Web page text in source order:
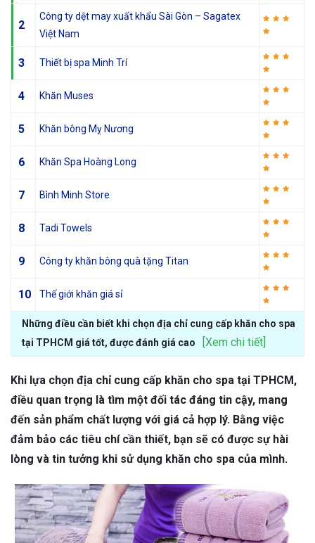
2
Công ty dệt may xuất khẩu Sài Gòn – Sagatex
Việt Nam
3 Thiết bị spa Minh Trí
4 Khăn Muses
5 Khăn bông Mỵ Nương
6 Khăn Spa Hoàng Long
7 Bình Minh Store
8 Tadi Towels
9 Công ty khăn bông quà tặng Titan
10 Thế giới khăn giá sỉ
Những điều cần biết khi chọn địa chỉ cung cấp khăn cho spa
tại TPHCM giá tốt, được đánh giá cao
[Xem chi tiết]
Khi lựa chọn địa chỉ cung cấp khăn cho spa tại TPHCM,
điều quan trọng là tìm một đối tác đáng tin cậy, mang
đến sản phẩm chất lượng với giá cả hợp lý. Bằng việc
đảm bảo các tiêu chí cần thiết, bạn sẽ có được sự hài
lòng và tin tưởng khi sử dụng khăn cho spa của mình.